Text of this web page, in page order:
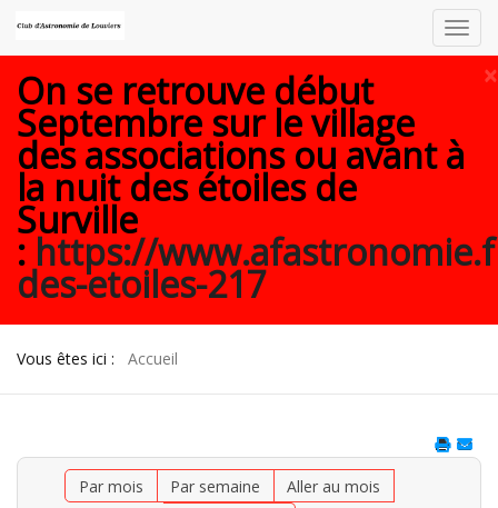
×
On se retrouve début
Septembre sur le village
des associations ou avant à
la nuit des étoiles de
Surville
: https://
des-etoiles-217
Vous êtes ici : Accueil
Par mois Par semaine
Aller au mois